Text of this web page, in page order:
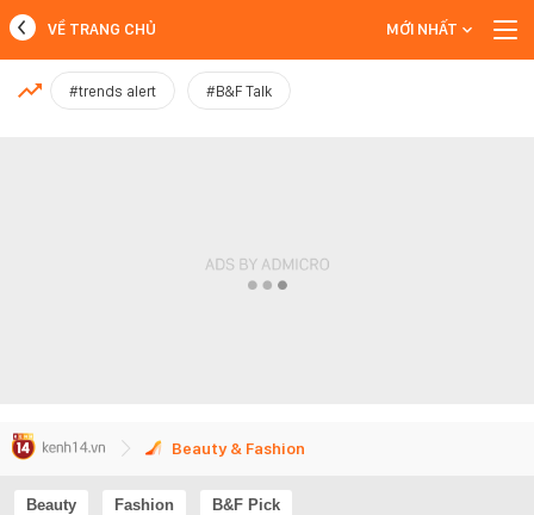
MỚI NHẤT
VỀ TRANG CHỦ MỚI NHẤT
#trends alert #B&F Talk
Beauty & Fashion
Beauty Fashion B&F Pick